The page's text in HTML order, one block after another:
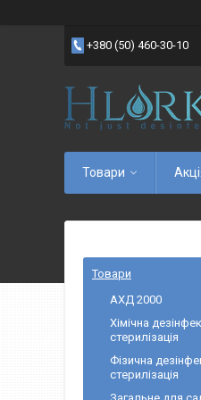
+380 (50) 460-30-10
Товари
Товари
АХД 2000
Хімічна
стерилізація
Фізична
стерилізація